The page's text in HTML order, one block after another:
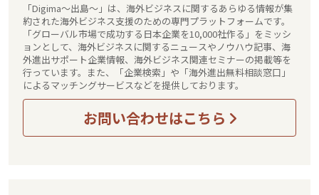
「Digima～出島～」は、海外ビジネスに関するあらゆる情報が集
約された海外ビジネス支援のための専門プラットフォームです。
「グローバル市場で成功する日本企業を10,000社作る」をミッシ
ョンとして、海外ビジネスに関するニュースやノウハウ記事、海
外進出サポート企業情報、海外ビジネス関連セミナーの掲載等を
行っています。また、「企業検索」や「海外進出無料相談窓口」
によるマッチングサービスなどを提供しております。
お問い合わせはこちら